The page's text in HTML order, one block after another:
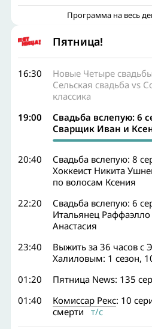
Программа на весь
Пятница!
16:30
Новые Четыре
Сельская свадьба vs
классика
19:00
Свадьба вслепую: 6
Сварщик Иван и
20:40
Свадьба вслепую: 8
Хоккеист Никита
по волосам Ксения
22:20
Свадьба вслепую: 6
Итальянец Раффаэлло
Анастасия
23:40
Выжить за 36 часов с
Халиловым: 1 сезон,
01:20
Пятница News: 135
01:40
Комиссар Рекс: 10
смерти т/с